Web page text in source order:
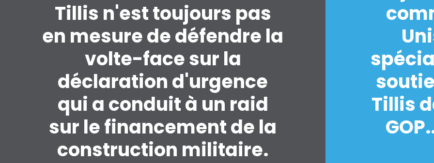
Tillis n'est toujours pas
en mesure de défendre la
volte-face sur la
déclaration d'urgence
qui a conduit à un raid
sur le financement de la
construction militaire.
Tillis